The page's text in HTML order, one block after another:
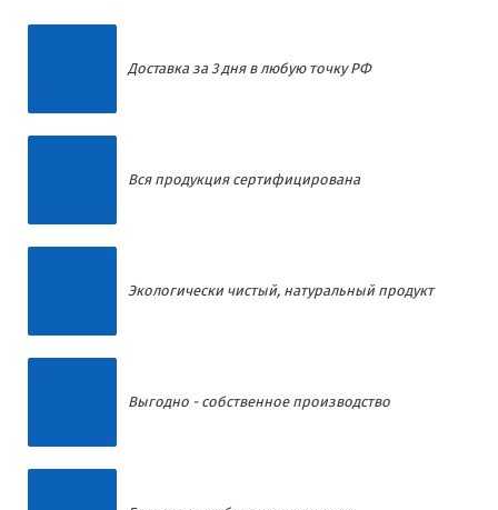
Доставка за 3 дня в любую точку РФ
Вся продукция сертифицирована
Экологически чистый, натуральный продукт
Выгодно - собственное производство